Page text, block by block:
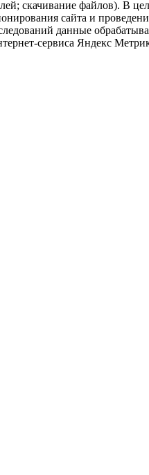
скачивание файлов). В
сайта и
данные
сервиса Яндекс